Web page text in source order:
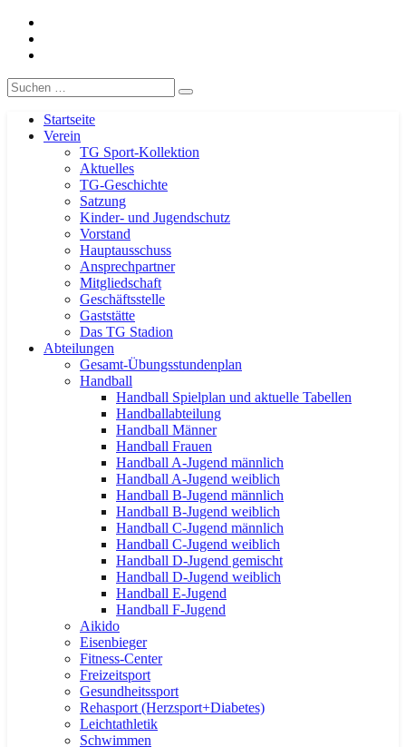
TG-Geislingen e. V.
DIE Sportadresse in Geislingen!
Suche
nach:
Startseite
Verein
TG Sport-Kollektion
Aktuelles
TG-Geschichte
Satzung
Kinder- und Jugendschutz
Vorstand
Hauptausschuss
Ansprechpartner
Mitgliedschaft
Geschäftsstelle
Gaststätte
Das TG Stadion
Abteilungen
Gesamt-Übungsstundenplan
Handball
Handball Spielplan und aktuelle Tabellen
Handballabteilung
Handball Männer
Handball Frauen
Handball A-Jugend männlich
Handball A-Jugend weiblich
Handball B-Jugend männlich
Handball B-Jugend weiblich
Handball C-Jugend männlich
Handball C-Jugend weiblich
Handball D-Jugend gemischt
Handball D-Jugend weiblich
Handball E-Jugend
Handball F-Jugend
Aikido
Eisenbieger
Fitness-Center
Freizeitsport
Gesundheitssport
Rehasport (Herzsport+Diabetes)
Leichtathletik
Schwimmen